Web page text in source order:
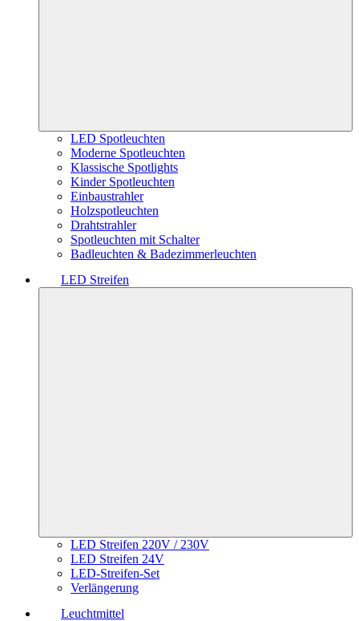
LED Spotleuchten
Moderne Spotleuchten
Klassische Spotlights
Kinder Spotleuchten
Einbaustrahler
Holzspotleuchten
Drahtstrahler
Spotleuchten mit Schalter
Badleuchten & Badezimmerleuchten
LED Streifen
LED Streifen 220V / 230V
LED Streifen 24V
LED-Streifen-Set
Verlängerung
Leuchtmittel